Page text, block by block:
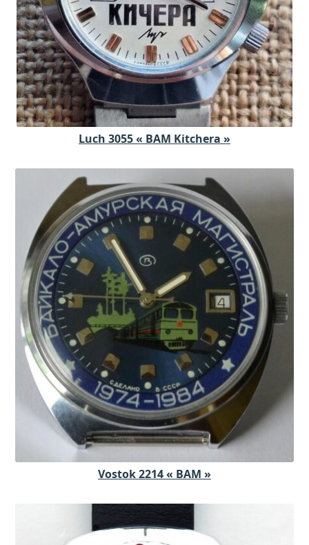
Luch 3055 « BAM Kitchera »
Vostok 2214 « BAM »